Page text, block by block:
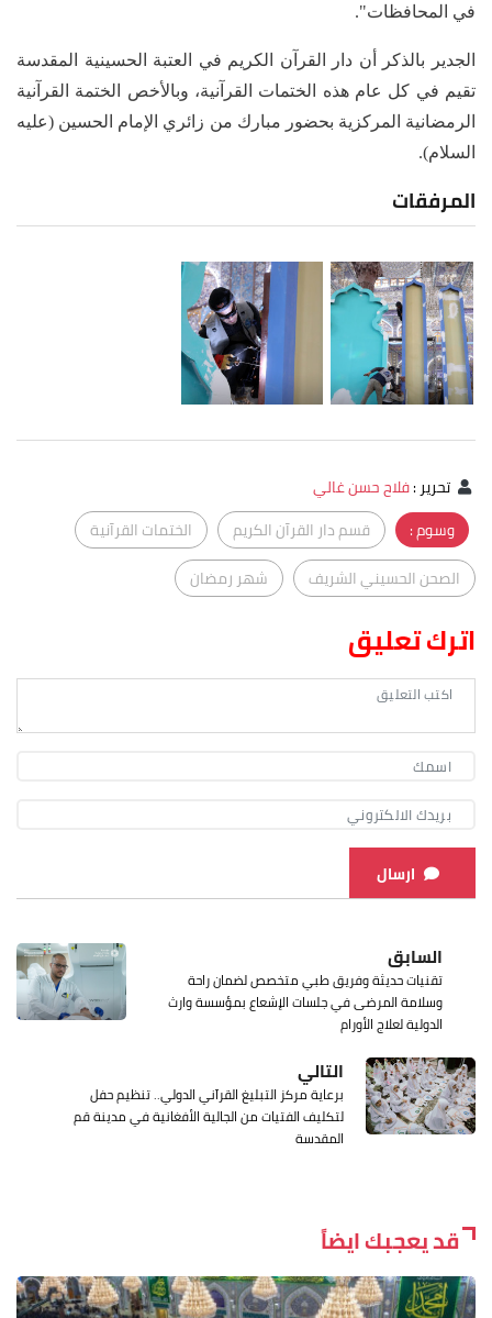
في المحافظات".
الجدير بالذكر أن دار القرآن الكريم في العتبة الحسينية المقدسة
تقيم في كل عام هذه الختمات القرآنية، وبالأخص الختمة القرآنية
الرمضانية المركزية بحضور مبارك من زائري الإمام الحسين (عليه
السلام).
المرفقات
تحرير:فلاح حسن غالي
وسوم :
قسم دار القرآن الكريم
الختمات القرآنية
الصحن الحسيني الشريف
شهر رمضان
اترك تعليق
ارسال
السابق
تقنيات حديثة وفريق طبي متخصص لضمان راحة
وسلامة المرضى في جلسات الإشعاع بمؤسسة وارث
الدولية لعلاج الأورام
التالي
برعاية مركز التبليغ القرآني الدولي.. تنظيم حفل
لتكليف الفتيات من الجالية الأفغانية في مدينة قم
المقدسة
قد يعجبك ايضاً